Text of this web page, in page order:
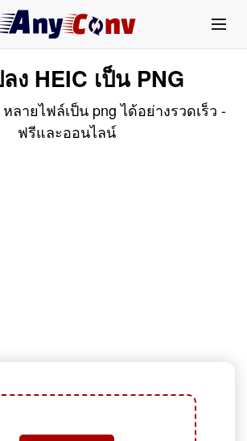
ง HEIC เป็น PNG
ลายไฟล์เป็น png ได้อย่างรวดเร็ว -
ฟรีและออนไลน์